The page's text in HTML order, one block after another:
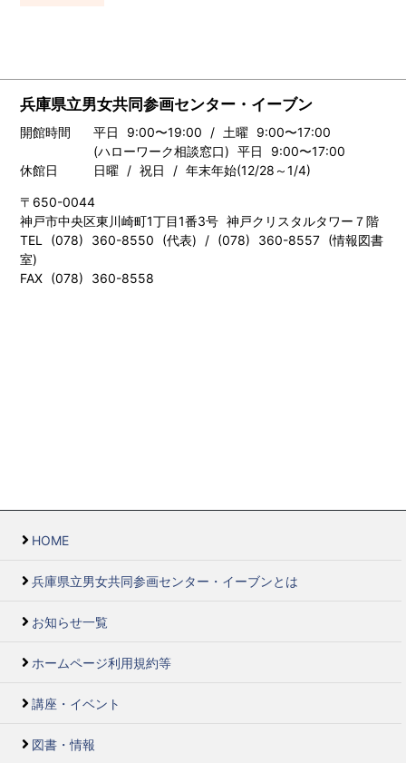
兵庫県立男女共同参画センター・イーブン
開館時間
平日 9:00〜19:00 / 土曜 9:00〜17:00
(ハローワーク相談窓口) 平日 9:00〜17:00
休館日
日曜 / 祝日 / 年末年始(12/28～1/4)
〒650-0044
神戸市中央区東川崎町1丁目1番3号 神戸クリスタルタワー７階
TEL (078) 360-8550 (代表) / (078) 360-8557 (情報図書
室)
FAX (078) 360-8558
HOME
兵庫県立男女共同参画センター・イーブンとは
お知らせ一覧
ホームページ利用規約等
講座・イベント
図書・情報